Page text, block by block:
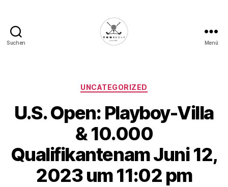
Suchen
Deine
Plattform
für
Golfbegeisterte!
Menü
Kategorien
UNCATEGORIZED
U.S. Open: Playboy-Villa
& 10.000
Qualifikantenam Juni 12,
2023 um 11:02 pm